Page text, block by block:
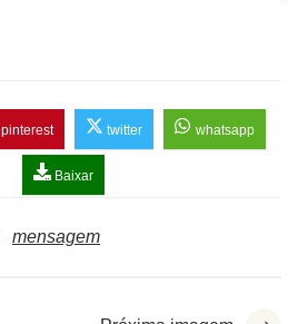
pinterest twitter whatsapp
Baixar
mensagem